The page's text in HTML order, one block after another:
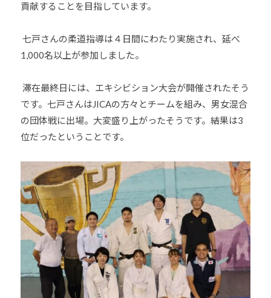
貢献することを目指しています。
七戸さんの柔道指導は４日間にわたり実施され、延べ
1,000名以上が参加しました。
滞在最終日には、エキシビション大会が開催されたそう
です。七戸さんはJICAの方々とチームを組み、男女混合
の団体戦に出場。大変盛り上がったそうです。結果は3
位だったということです。